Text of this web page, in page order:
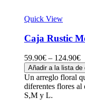
Quick View
Caja Rustic
59.90€ – 124.90€
Añadir a la lista de
Un arreglo floral
diferentes flores al
S,M y L.